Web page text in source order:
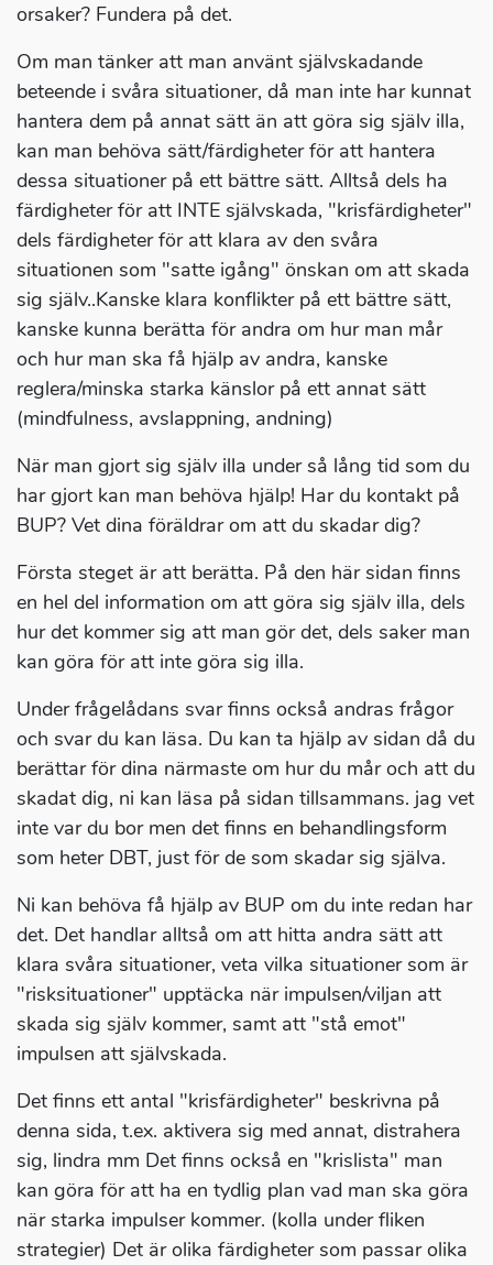
orsaker? Fundera på det.
Om man tänker att man använt självskadande
beteende i svåra situationer, då man inte har kunnat
hantera dem på annat sätt än att göra sig själv illa,
kan man behöva sätt/färdigheter för att hantera
dessa situationer på ett bättre sätt. Alltså dels ha
färdigheter för att INTE självskada, "krisfärdigheter"
dels färdigheter för att klara av den svåra
situationen som "satte igång" önskan om att skada
sig själv..Kanske klara konflikter på ett bättre sätt,
kanske kunna berätta för andra om hur man mår
och hur man ska få hjälp av andra, kanske
reglera/minska starka känslor på ett annat sätt
(mindfulness, avslappning, andning)
När man gjort sig själv illa under så lång tid som du
har gjort kan man behöva hjälp! Har du kontakt på
BUP? Vet dina föräldrar om att du skadar dig?
Första steget är att berätta. På den här sidan finns
en hel del information om att göra sig själv illa, dels
hur det kommer sig att man gör det, dels saker man
kan göra för att inte göra sig illa.
Under frågelådans svar finns också andras frågor
och svar du kan läsa. Du kan ta hjälp av sidan då du
berättar för dina närmaste om hur du mår och att du
skadat dig, ni kan läsa på sidan tillsammans. jag vet
inte var du bor men det finns en behandlingsform
som heter DBT, just för de som skadar sig själva.
Ni kan behöva få hjälp av BUP om du inte redan har
det. Det handlar alltså om att hitta andra sätt att
klara svåra situationer, veta vilka situationer som är
"risksituationer" upptäcka när impulsen/viljan att
skada sig själv kommer, samt att "stå emot"
impulsen att självskada.
Det finns ett antal "krisfärdigheter" beskrivna på
denna sida, t.ex. aktivera sig med annat, distrahera
sig, lindra mm Det finns också en "krislista" man
kan göra för att ha en tydlig plan vad man ska göra
när starka impulser kommer. (kolla under fliken
strategier) Det är olika färdigheter som passar olika